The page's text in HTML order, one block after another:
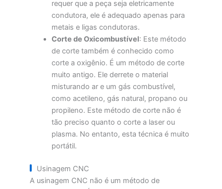
requer que a peça seja eletricamente
condutora, ele é adequado apenas para
metais e ligas condutoras.
Corte de Oxicombustível: Este método
de corte também é conhecido como
corte a oxigênio. É um método de corte
muito antigo. Ele derrete o material
misturando ar e um gás combustível,
como acetileno, gás natural, propano ou
propileno. Este método de corte não é
tão preciso quanto o corte a laser ou
plasma. No entanto, esta técnica é muito
portátil.
Usinagem CNC
A usinagem CNC não é um método de